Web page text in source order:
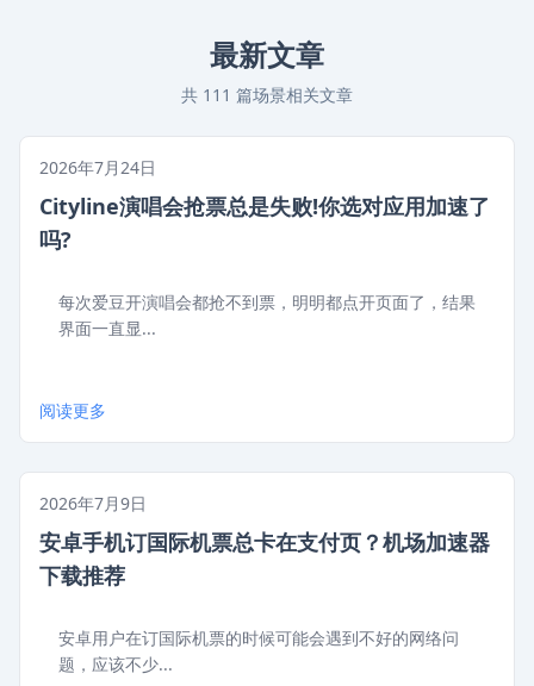
最新文章
共 111 篇场景相关文章
2026年7月24日
Cityline演唱会抢票总是失败!你选对应用加速了
吗?
每次爱豆开演唱会都抢不到票，明明都点开页面了，结果
界面一直显...
阅读更多
2026年7月9日
安卓手机订国际机票总卡在支付页？机场加速器
下载推荐
安卓用户在订国际机票的时候可能会遇到不好的网络问
题，应该不少...